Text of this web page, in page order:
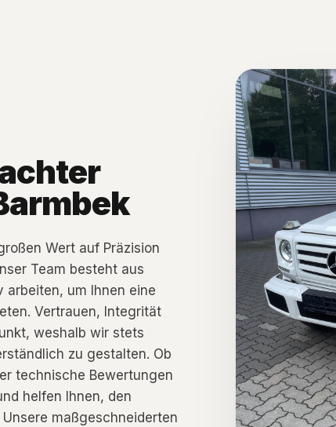
Wert auf Präzision
Team besteht aus
um Ihnen eine
Vertrauen, Integrität
weshalb wir stets
zu gestalten. Ob
technische Bewertungen
helfen Ihnen, den
maßgeschneiderten